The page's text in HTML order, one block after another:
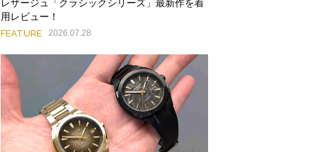
レザージュ「クラシックシリーズ」最新作を着
用レビュー！
FEATURE 2026.07.28